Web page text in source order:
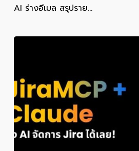
AI ร่างอีเมล สรุปราย…